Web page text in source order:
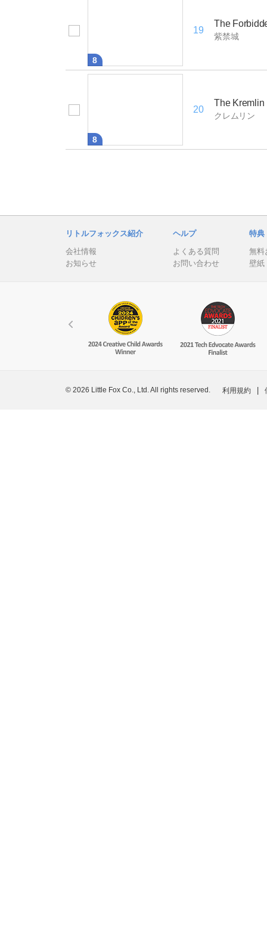
8
19
The
紫禁城
8
20
The Kremlin
クレムリン
リトルフォックス紹介
会社情報
お知らせ
ヘルプ
よくある質問
お問い合わせ
特典
無料
壁紙
© 2026 Little Fox Co., Ltd. All rights reserved. 利用規約